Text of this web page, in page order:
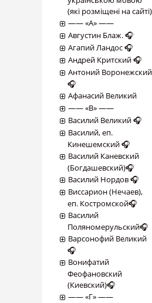
(які розміщені на сайті)
―― «А» ――
Августин Блаж. 🎧
Агапий Ландос 🎧
Андрей Критский 🎧
Антоний Воронежский
🎧
Афанасий Великий
―― «В» ――
Василий Великий 🎧
Василий, еп.
Кинешемский 🎧
Василий Каневский
(Богдашевский)🎧
Василий Нордов 🎧
Виссарион (Нечаев),
еп. Костромской🎧
Василий
Поляномерульский🎧
Варсонофий Великий
🎧
Вонифатий
Феофановский
(Киевский)🎧
―― «Г» ――